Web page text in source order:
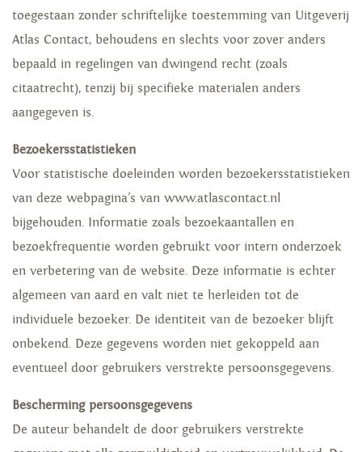
toegestaan zonder schriftelijke toestemming van Uitgeverij
Atlas Contact, behoudens en slechts voor zover anders
bepaald in regelingen van dwingend recht (zoals
citaatrecht), tenzij bij specifieke materialen anders
aangegeven is.
Bezoekersstatistieken
Voor statistische doeleinden worden bezoekersstatistieken
van deze webpagina’s van www.atlascontact.nl
bijgehouden. Informatie zoals bezoekaantallen en
bezoekfrequentie worden gebruikt voor intern onderzoek
en verbetering van de website. Deze informatie is echter
algemeen van aard en valt niet te herleiden tot de
individuele bezoeker. De identiteit van de bezoeker blijft
onbekend. Deze gegevens worden niet gekoppeld aan
eventueel door gebruikers verstrekte persoonsgegevens.
Bescherming persoonsgegevens
De auteur behandelt de door gebruikers verstrekte